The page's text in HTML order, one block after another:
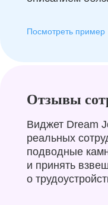
Посмотреть пример
Отзывы
Виджет Dream
реальных
подводные
и принять
о